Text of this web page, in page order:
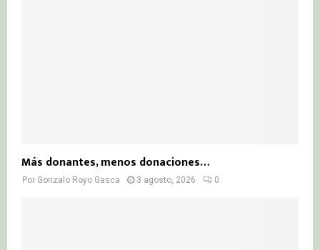
Más donantes, menos donaciones…
Por Gonzalo Royo Gasca 3 agosto, 2026 0